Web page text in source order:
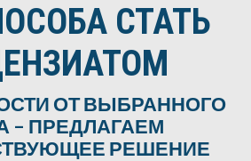
СТАТЬ
ОТ ВЫБРАННОГО
– ПРЕДЛАГАЕМ
РЕШЕНИЕ